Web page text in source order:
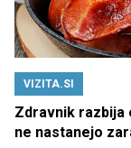
VIZITA.SI
Zdravnik razbija
ne nastanejo